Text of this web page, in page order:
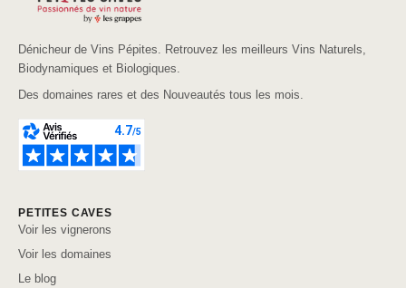
Dénicheur de Vins Pépites. Retrouvez les meilleurs Vins Naturels,
Biodynamiques et Biologiques.
Des domaines rares et des Nouveautés tous les mois.
PETITES CAVES
Voir les vignerons
Voir les domaines
Le blog